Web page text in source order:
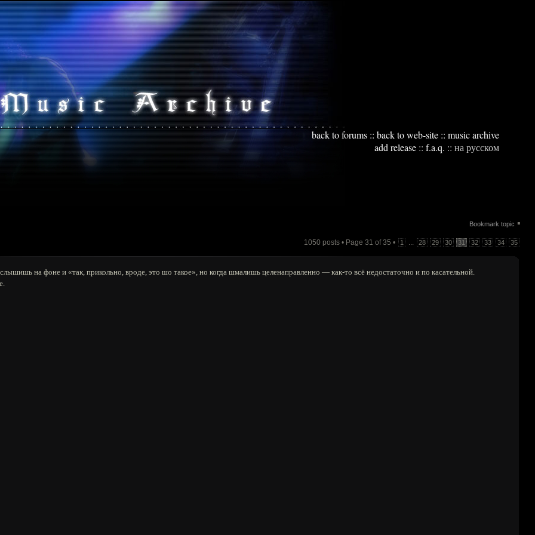
back to forums :: back to web-site :: music archive
add release :: f.a.q. :: на русском
Bookmark topic ▪
1050 posts • Page 31 of35 • 1 ... 28 29 30 31 32 33 34 35
на фоне и «так, прикольно, вроде, это шо такое», но когда шмалишь целенаправленно — как-то всё недостаточно и по касательной.